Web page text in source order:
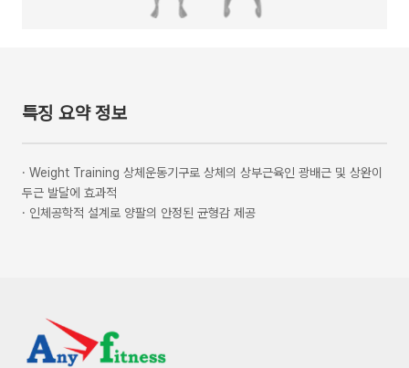
특징 요약 정보
· Weight Training 상체운동기구로 상체의 상부근육인 광배근 및 상완이
두근 발달에 효과적
· 인체공학적 설계로 양팔의 안정된 균형감 제공